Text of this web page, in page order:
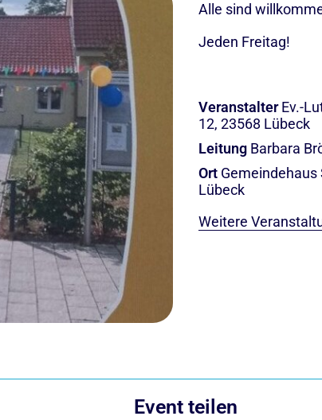
Alle sind
Jeden Freitag!
Veranstalter Ev.-
12, 23568 Lübeck
Leitung Barbara
Ort Gemeindehaus
Lübeck
Weitere
Event teilen